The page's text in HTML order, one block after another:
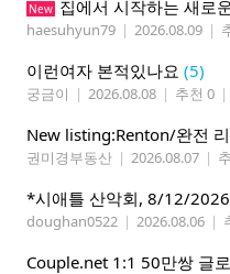
New 집에서 시작하는 새로
haesuhyun79 | 2026.08.09 |
이런여자 본적있나요 (5)
궁금이 | 2026.08.08 | 추천 0 |
New listing:Renton/완전
권미경부동산 | 2026.08.07 |
doughan0522 | 2026.08.06 |